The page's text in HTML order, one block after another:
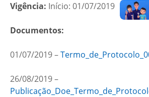
Vigência: Início: 01/07/2019
Documentos:
01/07/2019 –
26/08/2019 –